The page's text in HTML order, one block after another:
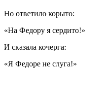
Но ответило корыто:
«На Федору я сердито!»
И сказала кочерга:
«Я Федоре не слуга!»